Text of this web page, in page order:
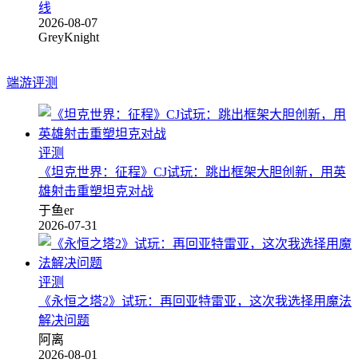
线
2026-08-07
GreyKnight
端游评测
评测
《坦克世界：征程》CJ试玩：跳出框架大胆创新，用英
雄射击重塑坦克对战
于鱼er
2026-07-31
评测
《永恒之塔2》试玩：再回亚特雷亚，这次我选择用魔法
解决问题
阿离
2026-08-01